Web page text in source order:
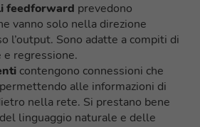
feedforward prevedono
vanno solo nella direzione
l’output. Sono adatte a compiti di
e regressione.
contengono connessioni che
alle informazioni di
nella rete. Si prestano bene
linguaggio naturale e delle